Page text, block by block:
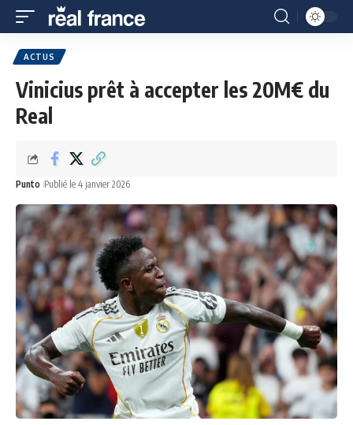
ACTUS
Vinicius prêt à accepter les 20M€ du
Real
Punto Publié le 4 janvier 2026